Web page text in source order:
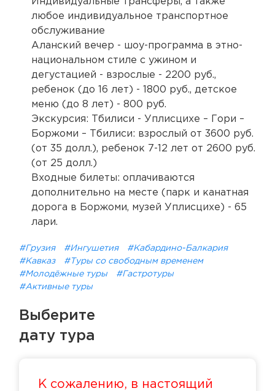
любое индивидуальное транспортное
обслуживание
Аланский вечер - шоу-программа в этно-
национальном стиле с ужином и
дегустацией - взрослые - 2200 руб.,
ребенок (до 16 лет) - 1800 руб., детское
меню (до 8 лет) - 800 руб.
Экскурсия: Тбилиси - Уплисцихе – Гори –
Боржоми – Тбилиси: взрослый от 3600 руб.
(от 35 долл.), ребенок 7-12 лет от 2600 руб.
(от 25 долл.)
Входные билеты: оплачиваются
дополнительно на месте (парк и канатная
дорога в Боржоми, музей Уплисцихе) - 65
лари.
#Грузия #Ингушетия
#Кабардино-Балкария
#Кавказ
#Туры со свободным временем
#Молодёжные туры
#Гастротуры
#Активные туры
Выберите
дату тура
К сожалению, в настоящий